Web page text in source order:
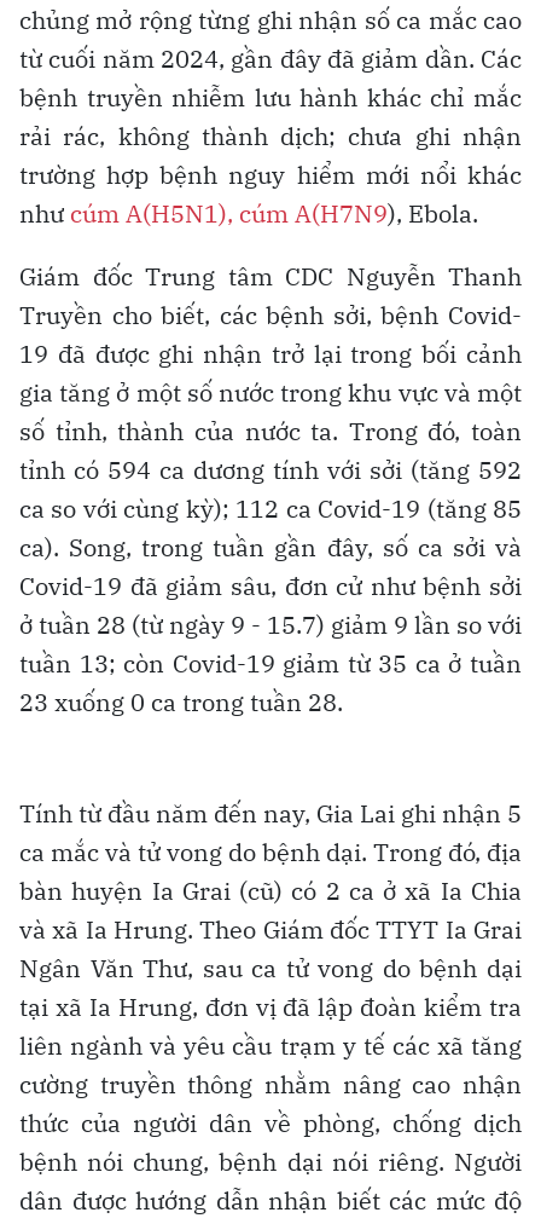
chủng mở rộng từng ghi nhận số ca mắc cao
từ cuối năm 2024, gần đây đã giảm dần. Các
bệnh truyền nhiễm lưu hành khác chỉ mắc
rải rác, không thành dịch; chưa ghi nhận
trường hợp bệnh nguy hiểm mới nổi khác
như cúm A(H5N1), cúm A(H7N9), Ebola.
Giám đốc Trung tâm CDC Nguyễn Thanh
Truyền cho biết, các bệnh sởi, bệnh Covid-
19 đã được ghi nhận trở lại trong bối cảnh
gia tăng ở một số nước trong khu vực và một
số tỉnh, thành của nước ta. Trong đó, toàn
tỉnh có 594 ca dương tính với sởi (tăng 592
ca so với cùng kỳ); 112 ca Covid-19 (tăng 85
ca). Song, trong tuần gần đây, số ca sởi và
Covid-19 đã giảm sâu, đơn cử như bệnh sởi
ở tuần 28 (từ ngày 9 - 15.7) giảm 9 lần so với
tuần 13; còn Covid-19 giảm từ 35 ca ở tuần
23 xuống 0 ca trong tuần 28.
Tính từ đầu năm đến nay, Gia Lai ghi nhận 5
ca mắc và tử vong do bệnh dại. Trong đó, địa
bàn huyện Ia Grai (cũ) có 2 ca ở xã Ia Chia
và xã Ia Hrung. Theo Giám đốc TTYT Ia Grai
Ngân Văn Thư, sau ca tử vong do bệnh dại
tại xã Ia Hrung, đơn vị đã lập đoàn kiểm tra
liên ngành và yêu cầu trạm y tế các xã tăng
cường truyền thông nhằm nâng cao nhận
thức của người dân về phòng, chống dịch
bệnh nói chung, bệnh dại nói riêng. Người
dân được hướng dẫn nhận biết các mức độ